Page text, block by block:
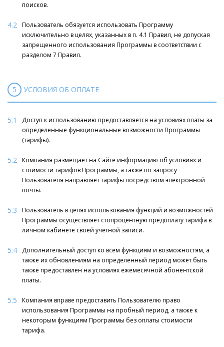
поисков.
4.2 Пользователь обязуется использовать Программу
исключительно в целях, указанных в п. 4.1 Правил, не допуская
запрещенного использования Программы в соответствии с
разделом 7 Правил.
5 УСЛОВИЯ ОБ ОПЛАТЕ
5.1
Доступ к использованию предоставляется на условиях платы за
определенные функциональные возможности Программы
(тарифы).
5.2 Компания размещает на Сайте информацию об условиях и
стоимости тарифов Программы, а также по запросу
Пользователя направляет тарифы посредством электронной
почты.
5.3
Пользователь в целях использования функций и возможностей
Программы осуществляет стопроцентную предоплату тарифа в
личном кабинете своей учетной записи.
5.4
Дополнительный доступ ко всем функциям и возможностям, а
также их обновлениям на определенный период может быть
также предоставлен на условиях ежемесячной абонентской
платы.
5.5
Компания вправе предоставить Пользователю право
использования Программы на пробный период, а также к
некоторым функциям Программы без оплаты стоимости
тарифа.